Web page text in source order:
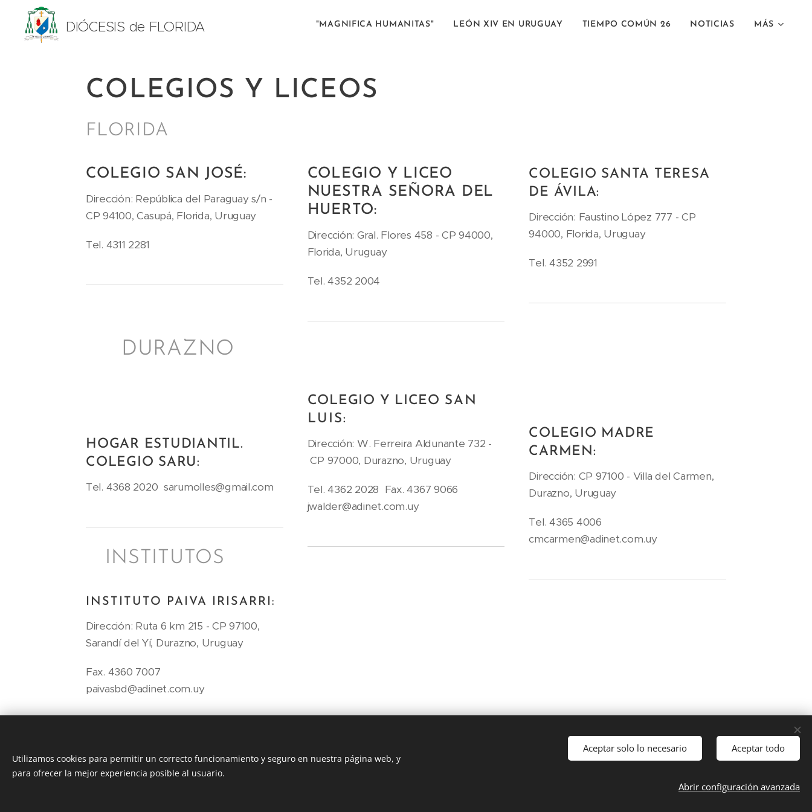
DIÓCESIS de FLORIDA "MAGNIFICA HUMANITAS" LEÓN XIV EN URUGUAY TIEMPO COMÚN 26 NOTICIAS MÁS
COLEGIOS Y LICEOS
FLORIDA
COLEGIO SAN JOSÉ:
Dirección: República del Paraguay s/n -
CP 94100, Casupá, Florida, Uruguay
Tel. 4311 2281
DURAZNO
HOGAR ESTUDIANTIL.
COLEGIO SARU:
Tel. 4368 2020 sarumolles@gmail.com
INSTITUTOS
INSTITUTO PAIVA IRISARRI:
Dirección: Ruta 6 km 215 - CP 97100,
Sarandí del Yí, Durazno, Uruguay
Fax. 4360 7007
paivasbd@adinet.com.uy
COLEGIO Y LICEO
NUESTRA SEÑORA DEL
HUERTO:
Dirección: Gral. Flores 458 - CP 94000,
Florida, Uruguay
Tel. 4352 2004
COLEGIO Y LICEO SAN
LUIS:
Dirección: W. Ferreira Aldunante 732 -
CP 97000, Durazno, Uruguay
Tel. 4362 2028 Fax. 4367 9066
jwalder@adinet.com.uy
COLEGIO SANTA TERESA
DE ÁVILA:
Dirección: Faustino López 777 - CP
94000, Florida, Uruguay
Tel. 4352 2991
COLEGIO MADRE
CARMEN:
Dirección: CP 97100 - Villa del Carmen,
Durazno, Uruguay
Tel. 4365 4006
cmcarmen@adinet.com.uy
Utilizamos cookies para permitir un correcto funcionamiento y seguro en nuestra página web, y
para ofrecer la mejor experiencia posible al usuario.
Aceptar solo lo necesario Aceptar todo
Abrir configuración avanzada